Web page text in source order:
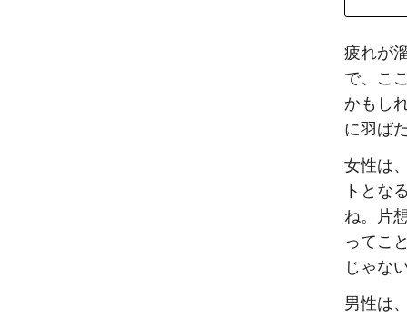
疲れが
で、こ
かもし
に羽ば
女性は
トとな
ね。片
ってこ
じゃな
男性は